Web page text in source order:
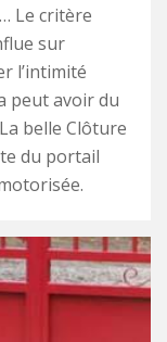
Le critère
sur
l’intimité
peut avoir du
belle Clôture
du portail